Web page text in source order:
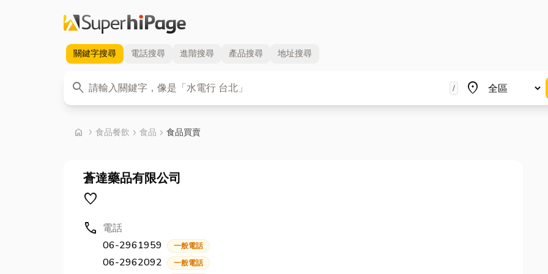
關鍵字搜尋 電話搜尋 進階搜尋 產品搜尋 地址搜尋
search
關鍵字 / place
地區
home chevron_right 首頁
食品餐飲 chevron_right 食品 chevron_right 食品買賣
蒼達藥品有限公司
favorite
call 電話
06-2961959
一般電話
06-2962092 一般電話